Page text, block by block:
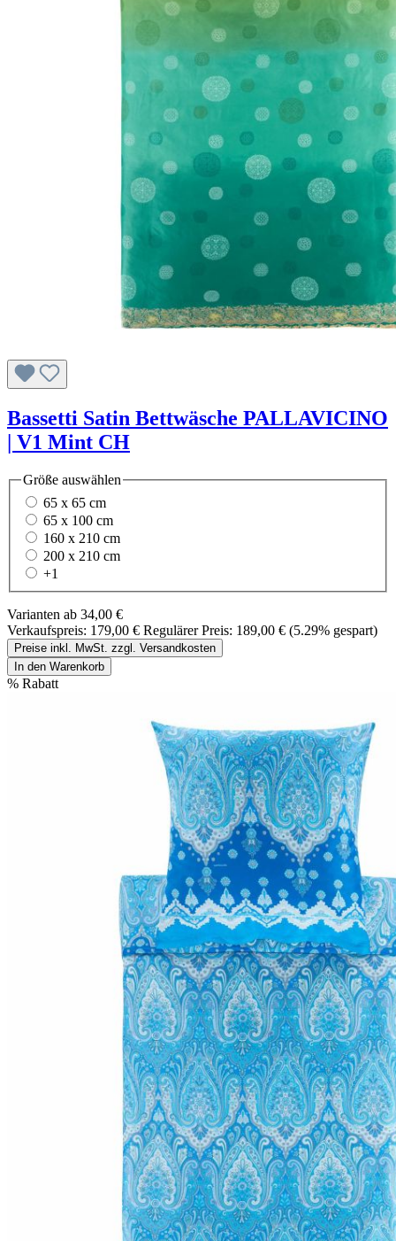
Bassetti Satin Bettwäsche PALLAVICINO
| V1 Mint CH
Größe auswählen
65 x 65 cm
65 x 100 cm
160 x 210 cm
200 x 210 cm
+1
Varianten ab 34,00 €
Verkaufspreis: 179,00 € Regulärer Preis: 189,00 € (5.29% gespart)
Preise inkl. MwSt. zzgl. Versandkosten
In den Warenkorb
% Rabatt